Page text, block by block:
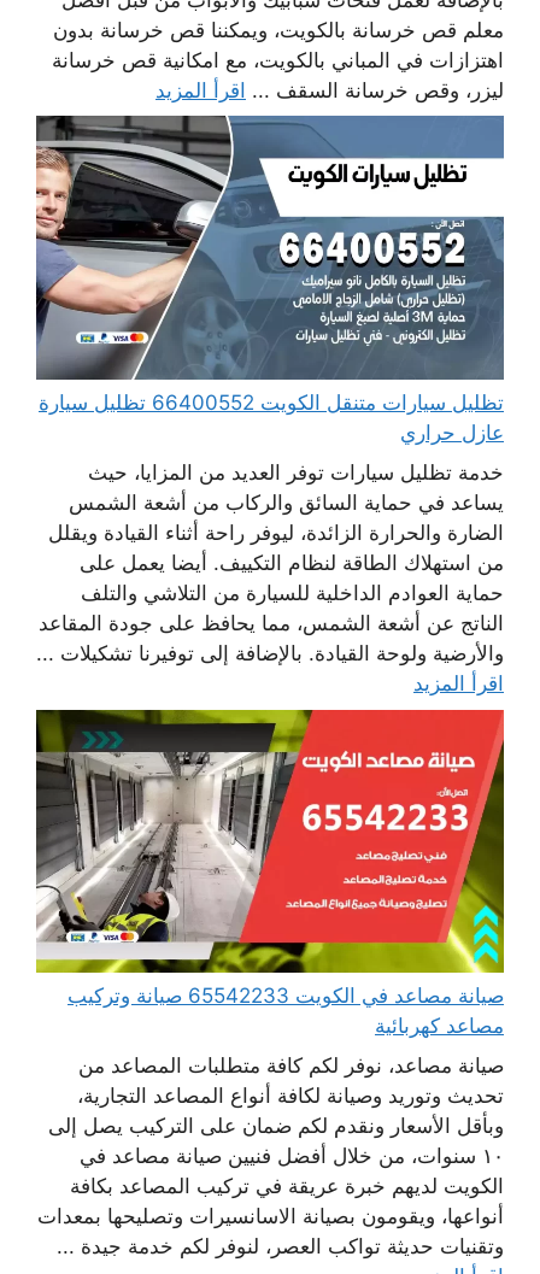
معلم قص خرسانة بالكويت، ويمكننا قص خرسانة بدون
اهتزازات في المباني بالكويت، مع امكانية قص خرسانة
ليزر، وقص خرسانة السقف ... اقرأ المزيد
تظليل سيارات متنقل الكويت 66400552 تظليل سيارة
عازل حراري
خدمة تظليل سيارات توفر العديد من المزايا، حيث
يساعد في حماية السائق والركاب من أشعة الشمس
الضارة والحرارة الزائدة، ليوفر راحة أثناء القيادة ويقلل
من استهلاك الطاقة لنظام التكييف. أيضا يعمل على
حماية العوادم الداخلية للسيارة من التلاشي والتلف
الناتج عن أشعة الشمس، مما يحافظ على جودة المقاعد
والأرضية ولوحة القيادة. بالإضافة إلى توفيرنا تشكيلات ...
اقرأ المزيد
صيانة مصاعد في الكويت 65542233 صيانة وتركيب
مصاعد كهربائية
صيانة مصاعد، نوفر لكم كافة متطلبات المصاعد من
تحديث وتوريد وصيانة لكافة أنواع المصاعد التجارية،
وبأقل الأسعار ونقدم لكم ضمان على التركيب يصل إلى
١٠ سنوات، من خلال أفضل فنيين صيانة مصاعد في
الكويت لديهم خبرة عريقة في تركيب المصاعد بكافة
أنواعها، ويقومون بصيانة الاسانسيرات وتصليحها بمعدات
وتقنيات حديثة تواكب العصر، لنوفر لكم خدمة جيدة ...